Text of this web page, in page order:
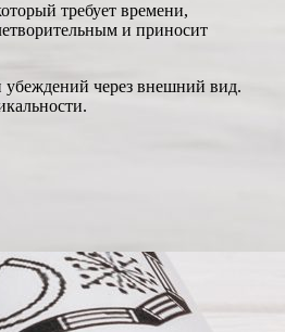
требует времени,
и приносит
убеждений через внешний вид.